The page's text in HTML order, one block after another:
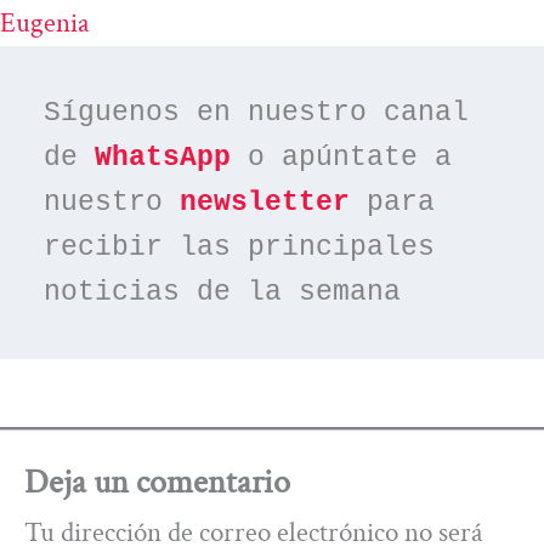
Eugenia
Síguenos en nuestro canal
de WhatsApp o apúntate a
nuestro newsletter para
recibir las principales
noticias de la semana
Deja un comentario
Tu dirección de correo electrónico no será